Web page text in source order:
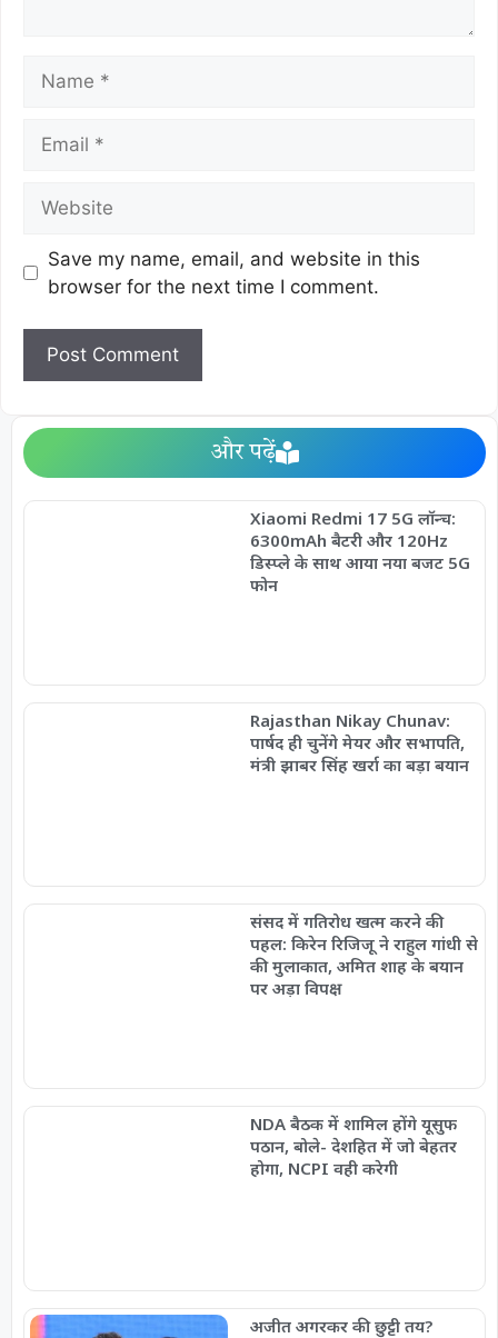
Save my name, email, and website in this
browser for the next time I comment.
और पढ़ें
Xiaomi Redmi 17 5G लॉन्च:
6300mAh बैटरी और 120Hz
डिस्प्ले के साथ आया नया बजट 5G
फोन
Rajasthan Nikay Chunav:
पार्षद ही चुनेंगे मेयर और सभापति,
मंत्री झाबर सिंह खर्रा का बड़ा बयान
संसद में गतिरोध खत्म करने की
पहल: किरेन रिजिजू ने राहुल गांधी से
की मुलाकात, अमित शाह के बयान
पर अड़ा विपक्ष
NDA बैठक में शामिल होंगे यूसुफ
पठान, बोले- देशहित में जो बेहतर
होगा, NCPI वही करेगी
अजीत अगरकर की छुट्टी तय?